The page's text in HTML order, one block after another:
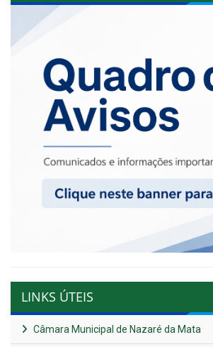
LINKS ÚTEIS
Câmara Municipal de Nazaré da Mata